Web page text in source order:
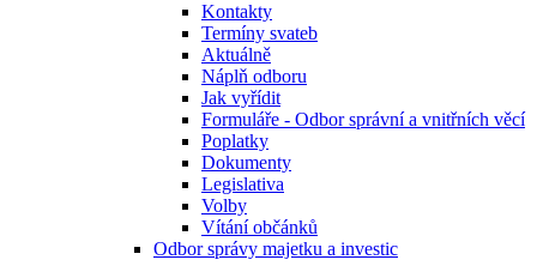
Kontakty
Termíny svateb
Aktuálně
Náplň odboru
Jak vyřídit
Formuláře - Odbor správní a vnitřních věcí
Poplatky
Dokumenty
Legislativa
Volby
Vítání občánků
Odbor správy majetku a investic